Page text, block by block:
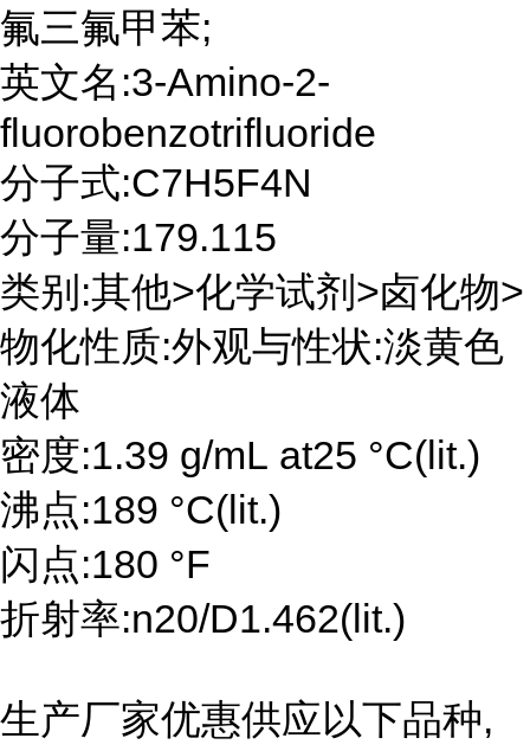
氟三氟甲苯;
英文名:3-Amino-2-
fluorobenzotrifluoride
分子式:C7H5F4N
分子量:179.115
类别:其他>化学试剂>卤化物>
物化性质:外观与性状:淡黄色
液体
密度:1.39 g/mL at25 °C(lit.)
沸点:189 °C(lit.)
闪点:180 °F
折射率:n20/D1.462(lit.)
生产厂家优惠供应以下品种,